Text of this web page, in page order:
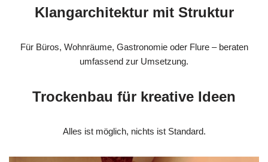
Klangarchitektur mit Struktur
Für Büros, Wohnräume, Gastronomie oder Flure – beraten
umfassend zur Umsetzung.
Trockenbau für kreative Ideen
Alles ist möglich, nichts ist Standard.